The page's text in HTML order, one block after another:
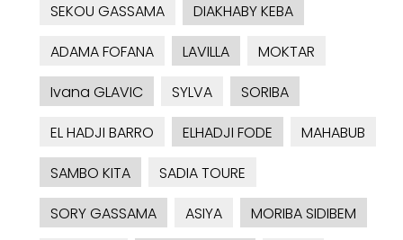
SEKOU GASSAMA
DIAKHABY KEBA
ADAMA FOFANA
LAVILLA
MOKTAR
Ivana GLAVIC
SYLVA
SORIBA
EL HADJI BARRO
ELHADJI FODE
MAHABUB
SAMBO KITA
SADIA TOURE
SORY GASSAMA
ASIYA MORIBA SIDIBEM